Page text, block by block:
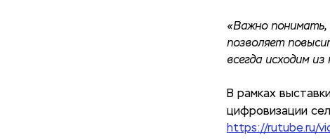
«Важно понимать,
позволяет
всегда исходим
В рамках
цифровизации
https://rutube.ru/